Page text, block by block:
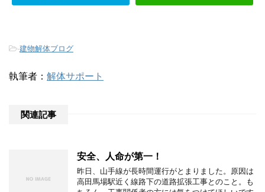
-建物解体ブログ
執筆者： 解体サポート
関連記事
安全、人命が第一！
昨日、山手線が長時間運行がとまりました。原因は
高田馬場駅近く線路下の道路拡張工事とのこと。も